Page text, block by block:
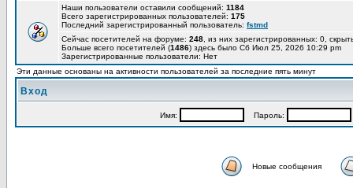
Наши пользователи оставили сообщений: 1184
Всего зарегистрированных пользователей: 175
Последний зарегистрированный пользователь: fstmd
Сейчас посетителей на форуме: 248 , из них зарегистрированных: 0,
Больше всего посетителей (1486) здесь было Сб Июл 25, 2026 10:29 pm
Зарегистрированные пользователи: Нет
Эти данные основаны на активности пользователей за последние пять минут
Вход
Имя: Пароль:
Новые сообщения